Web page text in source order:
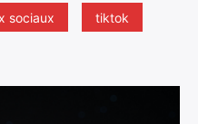
sociaux tiktok